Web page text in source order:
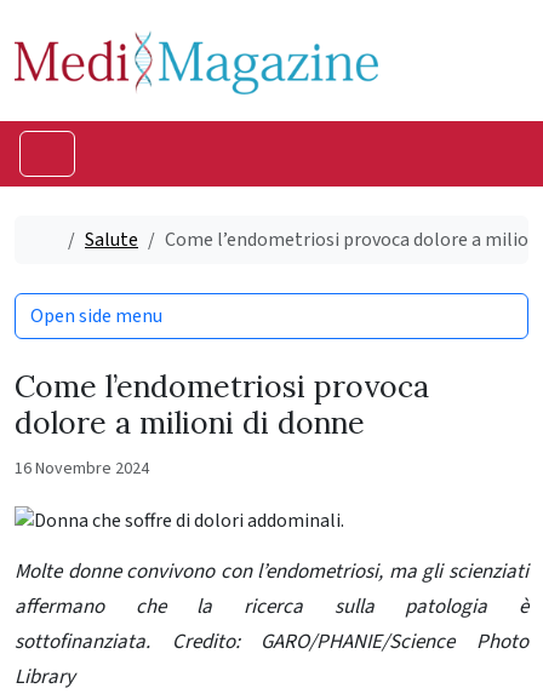
Home
Salute Come l’endometriosi provoca dolore a
Come l’endometriosi provoca
dolore a milioni di donne
16 Novembre 2024
Molte donne convivono con l’endometriosi, ma gli scienziati
affermano che la ricerca sulla patologia è
sottofinanziata. Credito: GARO/PHANIE/Science Photo
Library
Open side menu